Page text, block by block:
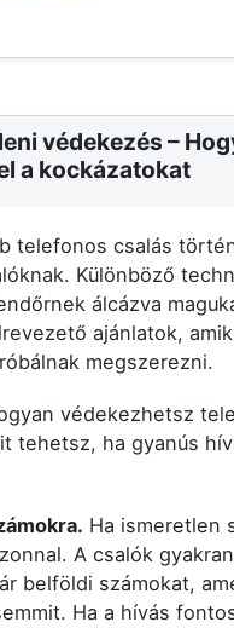
védekezés –
a kockázatokat
telefonos csalás
Különböző
álcázva
ajánlatok,
megszerezni.
védekezhetsz
tehetsz, ha gyanús
Ha ismeretlen
A csalók gyakran
belföldi számokat,
Ha a hívás